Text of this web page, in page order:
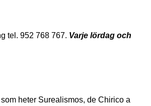
tel. 952 768 767. Varje lördag och
heter Surealismos, de Chirico a